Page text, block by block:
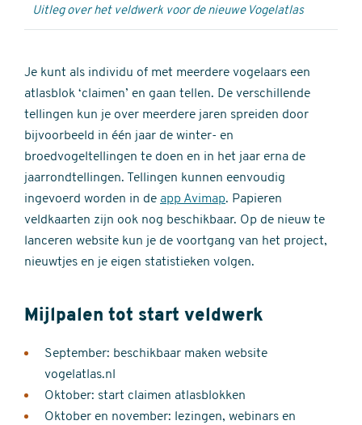
Uitleg over het veldwerk voor de nieuwe Vogelatlas
Je kunt als individu of met meerdere vogelaars een
atlasblok ‘claimen’ en gaan tellen. De verschillende
tellingen kun je over meerdere jaren spreiden door
bijvoorbeeld in één jaar de winter- en
broedvogeltellingen te doen en in het jaar erna de
jaarrondtellingen. Tellingen kunnen eenvoudig
ingevoerd worden in de app Avimap. Papieren
veldkaarten zijn ook nog beschikbaar. Op de nieuw te
lanceren website kun je de voortgang van het project,
nieuwtjes en je eigen statistieken volgen.
Mijlpalen tot start veldwerk
September: beschikbaar maken website
vogelatlas.nl
Oktober: start claimen atlasblokken
Oktober en november: lezingen, webinars en